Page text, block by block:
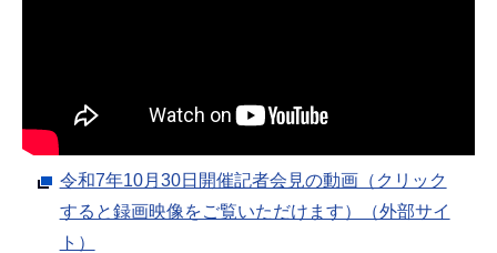
令和7年10月30日開催記者会見の動画（クリック
すると録画映像をご覧いただけます）（外部サイ
ト）